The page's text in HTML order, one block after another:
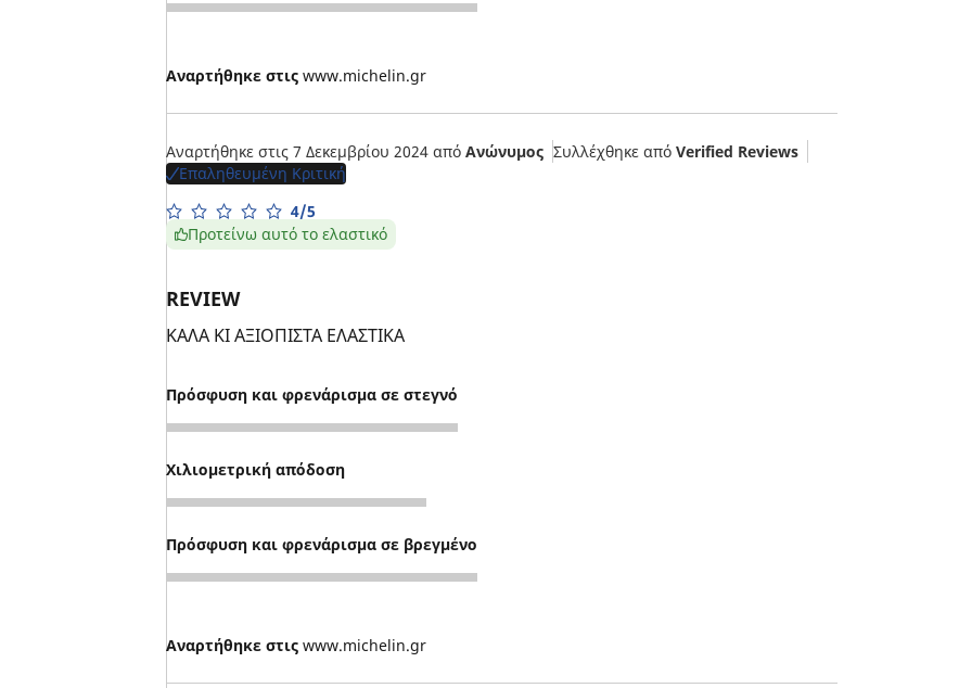
5
Αναρτήθηκε στιςwww.michelin.gr
Αναρτήθηκε στις 7 Δεκεμβρίου 2024 από Ανώνυμος Συλλέχθηκε από Verified Reviews
Επαληθευμένη Κριτική
4/5
Προτείνω αυτό το ελαστικό
REVIEW
ΚΑΛΑ ΚΙ ΑΞΙΟΠΙΣΤΑ ΕΛΑΣΤΙΚΑ
Πρόσφυση και φρενάρισμα σε στεγνό
4
Χιλιομετρική απόδοση
4
Πρόσφυση και φρενάρισμα σε βρεγμένο
4
Αναρτήθηκε στιςwww.michelin.gr